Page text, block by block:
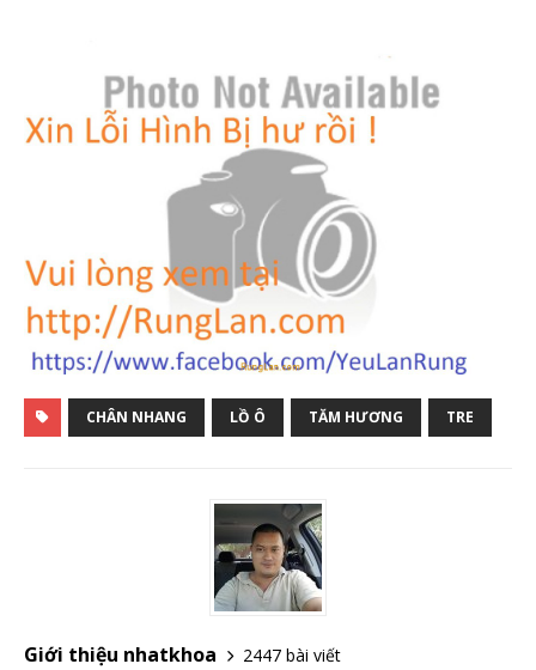
CHÂN NHANG LỒ Ô TĂM HƯƠNG TRE
Giới thiệu nhatkhoa
2447 bài viết